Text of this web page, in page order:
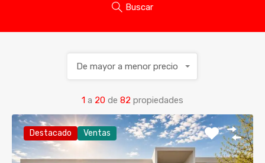
Buscar
1 a 20 de 82 propiedades
De mayor a menor precio
Destacado Ventas